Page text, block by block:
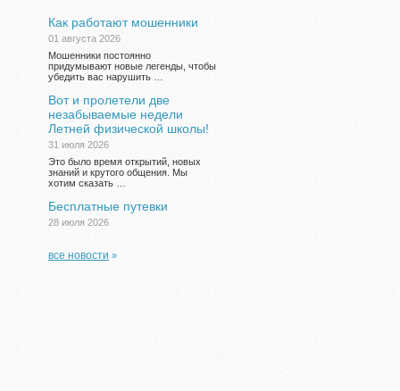
Как работают мошенники
01 августа 2026
Мошенники постоянно
придумывают новые легенды, чтобы
убедить вас нарушить …
Вот и пролетели две
незабываемые недели
Летней физической школы!
31 июля 2026
Это было время открытий, новых
знаний и крутого общения. Мы
хотим сказать …
Бесплатные путевки
28 июля 2026
все новости »